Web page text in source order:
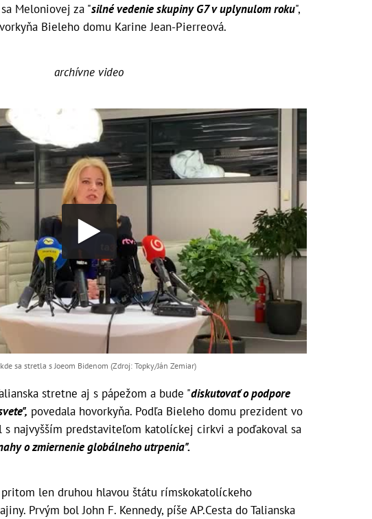
Meloniovej za "silné vedenie skupiny G7 v uplynulom roku",
Bieleho domu Karine Jean-Pierreová.
archívne video
sa stretla s Joeom Bidenom (Zdroj: Topky/Ján Zemiar)
stretne aj s pápežom a bude "diskutovať o podpore
povedala hovorkyňa. Podľa Bieleho domu prezident vo
najvyšším predstaviteľom katolíckej cirkvi a poďakoval sa
o zmiernenie globálneho utrpenia".
pritom len druhou hlavou štátu rímskokatolíckeho
Prvým bol John F. Kennedy, píše AP.Cesta do Talianska